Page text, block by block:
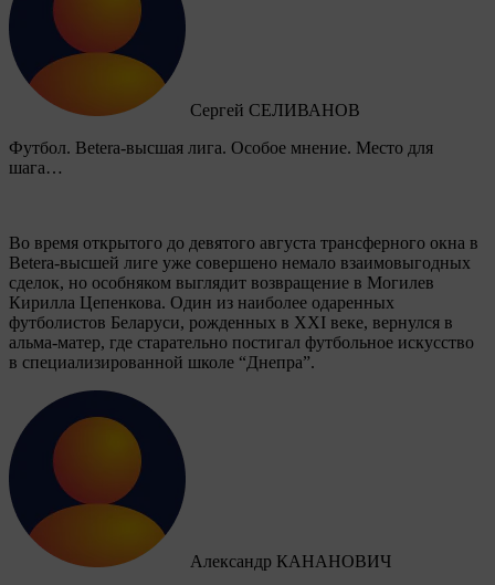
Сергей СЕЛИВАНОВ
Футбол. Betera-высшая лига. Особое мнение. Место для
шага…
Во время открытого до девятого августа трансферного окна в
Betera-высшей лиге уже совершено немало взаимовыгодных
сделок, но особняком выглядит возвращение в Могилев
Кирилла Цепенкова. Один из наиболее одаренных
футболистов Беларуси, рожденных в XXI веке, вернулся в
альма-матер, где старательно постигал футбольное искусство
в специализированной школе “Днепра”.
Александр КАНАНОВИЧ